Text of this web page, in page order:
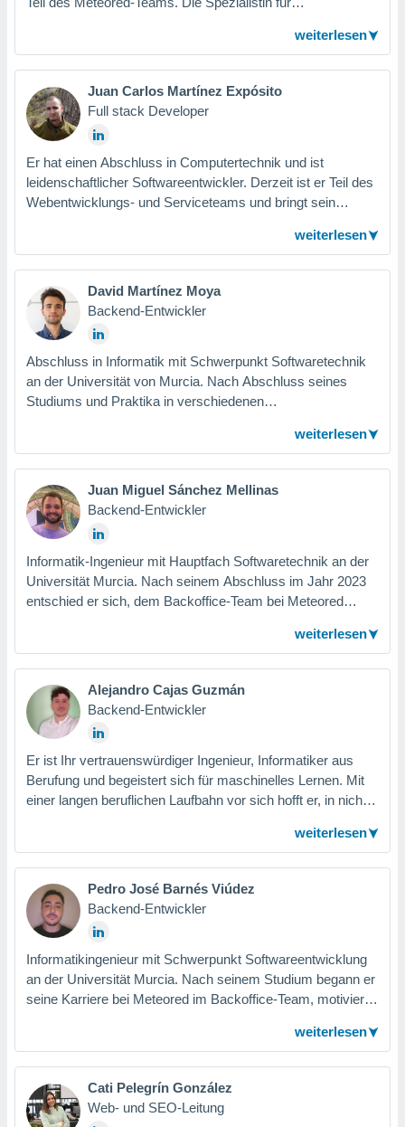
Inhalten.
und
durch
Könnens, die Tameteo.com Country Manager.weiterlesen
Juan Carlos Martínez Expósito
Full stack Developer
Er hat einen Abschluss in Computertechnik und ist
leidenschaftlicher Softwareentwickler. Derzeit ist er Teil des
Webentwicklungs- und Serviceteams und bringt sein
Webtechnologien, in den Entwicklungsprozess vonweiterlesen
David Martínez Moya
Backend-Entwickler
Abschluss in Informatik mit Schwerpunkt Softwaretechnik
an der Universität von Murcia. Nach Abschluss seines
Studiums und Praktika in verschiedenen
Unternehmen gehört er dem Team für Webentwicklung und
ausbilden und entwickeln wird.
weiterlesen
Juan Miguel Sánchez Mellinas
Backend-Entwickler
Informatik-Ingenieur mit Hauptfach Softwaretechnik an der
Universität Murcia. Nach seinem Abschluss im Jahr 2023
entschied er sich, dem Backoffice-Team bei Meteored
den neuesten Technologien vertraut zu machen.weiterlesen
Alejandro Cajas Guzmán
Backend-Entwickler
Er ist Ihr vertrauenswürdiger Ingenieur, Informatiker aus
Berufung und begeistert sich für maschinelles Lernen. Mit
einer langen beruflichen Laufbahn vor sich hofft er, in nicht
einbringen zu können. Derzeit ist er als Informatikingenieur
weiterlesen
Pedro José Barnés Viúdez
Backend-Entwickler
Informatikingenieur mit Schwerpunkt Softwareentwicklung
an der Universität Murcia. Nach seinem Studium begann er
seine Karriere bei Meteored im Backoffice-Team, motiviert
Entwicklung hochwertiger Projekte beizutragen.weiterlesen
Cati Pelegrín González
Web- und SEO-Leitung